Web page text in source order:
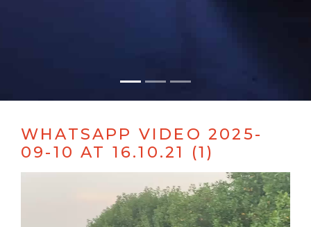
WHATSAPP VIDEO 2025-
09-10 AT 16.10.21 (1)